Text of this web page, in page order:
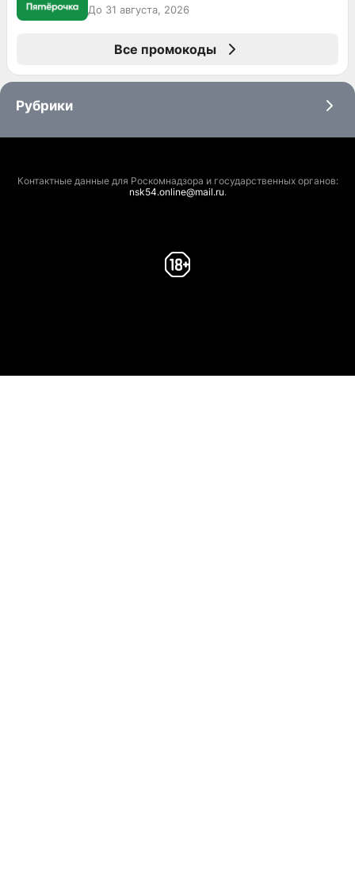
До 31 августа, 2026
Все промокоды
Рубрики
Контактные данные для Роскомнадзора и государственных органов:
nsk54.online@mail.ru.